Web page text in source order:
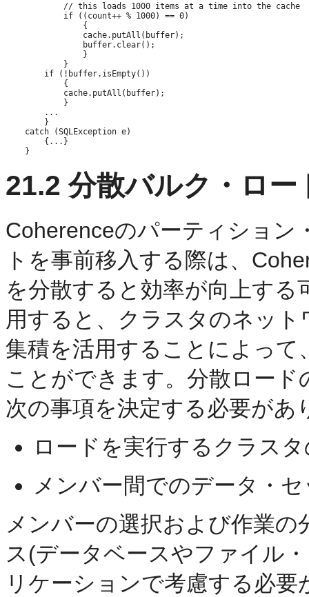
            // this loads 1000 items at a time into the cache
            if ((count++ % 1000) == 0)
                {
                cache.putAll(buffer);
                buffer.clear();
                }
            }
        if (!buffer.isEmpty())
            {
            cache.putAll(buffer);
            }
        ...
        }
    catch (SQLException e)
        {...}
21.2 分散バルク・ロー
Coherenceのパーティション
トを事前移入する際は、
を分散すると効率が向上す
用すると、クラスタのネッ
集積を活用することによっ
ことができます。分散ロー
次の事項を決定する必要があ
ロードを実行するクラス
メンバー間でのデータ・
メンバーの選択および作業
ス(データベースやファイル
リケーションで考慮する必